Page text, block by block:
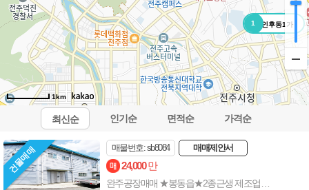
1 인후동1가
1km
최신순 인기순 면적순 가격순
건물매매 매물번호: sb8084 매매제안서
24,000만
이용약관 개인정보처리방침 이메일무단수집거부
상호명 : 전주사랑방부동산 ┃ 대표자 : 전준길 ┃ 사업자등록번호 : 538-
05-01907 ┃